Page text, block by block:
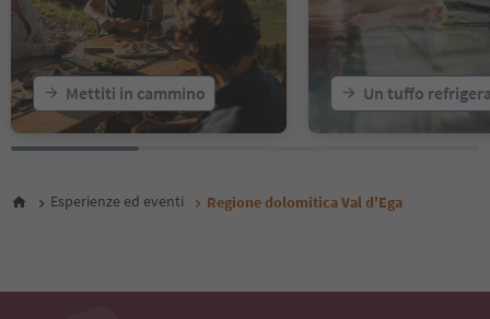
Mettiti in cammino Un tuffo
Esperienze ed eventi Regione dolomitica Val d'Ega